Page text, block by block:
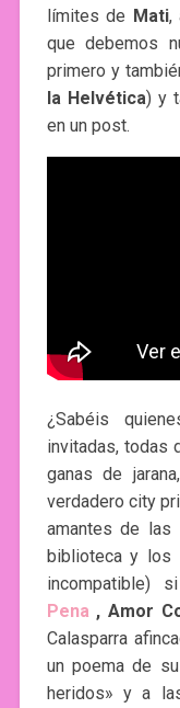
límites de Mati,
que debemos
primero y
la Helvética) y
en un post.
¿Sabéis
invitadas, todas
ganas de
verdadero city
amantes de las
biblioteca y los
incompatible)
Pena , Amor
Calasparra
un poema de
heridos» y a